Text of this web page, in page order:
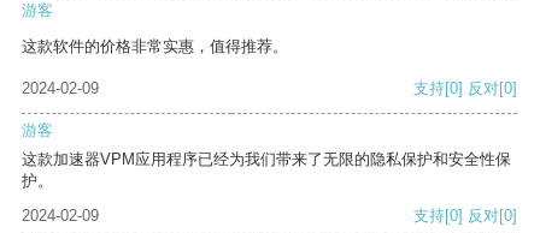
游客
这款软件的价格非常实惠，值得推荐。
2024-02-09 支持[0] 反对[0]
游客
这款加速器VPM应用程序已经为我们带来了无限的隐私保护和安全性保
护。
2024-02-09
支持[0] 反对[0]